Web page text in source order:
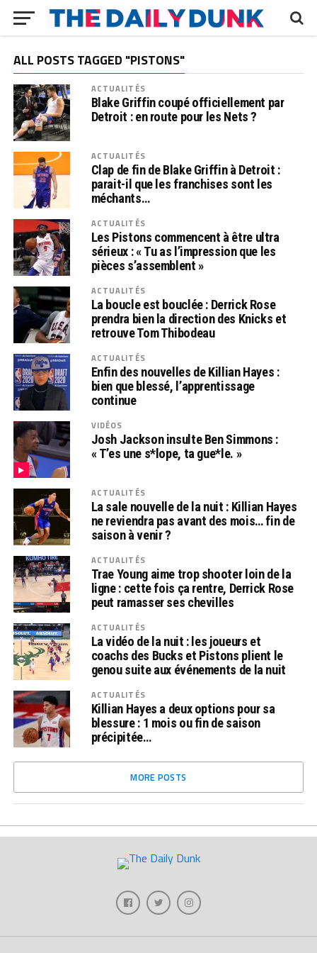
ALL POSTS TAGGED "PISTONS"
ACTUALITÉS
Blake Griffin coupé officiellement par
Detroit : en route pour les Nets ?
ACTUALITÉS
Clap de fin de Blake Griffin à Detroit :
parait-il que les franchises sont les
méchants…
ACTUALITÉS
Les Pistons commencent à être ultra
sérieux : « Tu as l’impression que les
pièces s’assemblent »
ACTUALITÉS
La boucle est bouclée : Derrick Rose
prendra bien la direction des Knicks et
retrouve Tom Thibodeau
ACTUALITÉS
Enfin des nouvelles de Killian Hayes :
bien que blessé, l’apprentissage
continue
VIDÉOS
Josh Jackson insulte Ben Simmons :
« T’es une s*lope, ta gue*le. »
ACTUALITÉS
La sale nouvelle de la nuit : Killian Hayes
ne reviendra pas avant des mois… fin de
saison à venir ?
ACTUALITÉS
Trae Young aime trop shooter loin de la
ligne : cette fois ça rentre, Derrick Rose
peut ramasser ses chevilles
ACTUALITÉS
La vidéo de la nuit : les joueurs et
coachs des Bucks et Pistons plient le
genou suite aux événements de la nuit
ACTUALITÉS
Killian Hayes a deux options pour sa
blessure : 1 mois ou fin de saison
précipitée…
MORE POSTS